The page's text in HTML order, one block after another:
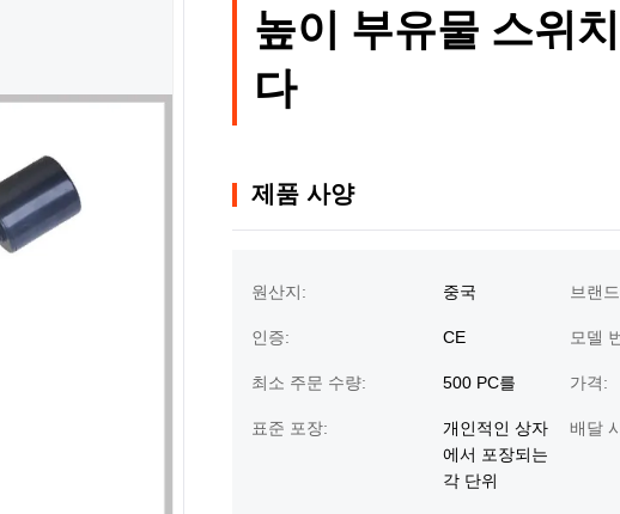
높이 부유물 스위
다
제품 사양
원산지: 중국 브랜
인증: CE 모델
최소 주문 수량: 500 PC를 가격:
표준 포장:
개인적인 상자
에서 포장되는
각 단위
배달